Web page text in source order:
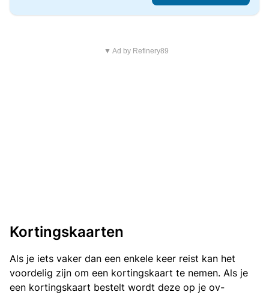
▼ Ad by Refinery89
Kortingskaarten
Als je iets vaker dan een enkele keer reist kan het
voordelig zijn om een kortingskaart te nemen. Als je
een kortingskaart bestelt wordt deze op je ov-